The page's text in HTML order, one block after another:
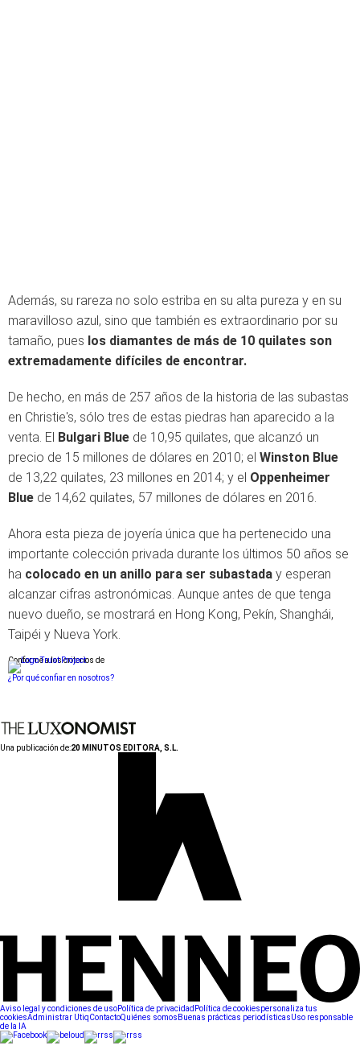
Además, su rareza no solo estriba en su alta pureza y en su
maravilloso azul, sino que también es extraordinario por su
tamaño, pues los diamantes de más de 10 quilates son
extremadamente difíciles de encontrar.
De hecho, en más de 257 años de la historia de las subastas
en Christie's, sólo tres de estas piedras han aparecido a la
venta. El Bulgari Blue de 10,95 quilates, que alcanzó un
precio de 15 millones de dólares en 2010; el Winston Blue
de 13,22 quilates, 23 millones en 2014; y el Oppenheimer
Blue de 14,62 quilates, 57 millones de dólares en 2016.
Ahora esta pieza de joyería única que ha pertenecido una
importante colección privada durante los últimos 50 años se
ha colocado en un anillo para ser subastada y esperan
alcanzar cifras astronómicas. Aunque antes de que tenga
nuevo dueño, se mostrará en Hong Kong, Pekín, Shanghái,
Taipéi y Nueva York.
Conforme a los criterios de
¿Por qué confiar en nosotros?
Una publicación de:20 MINUTOS EDITORA, S.L.
Aviso legal y condiciones de usoPolítica de privacidad Política de cookiespersonaliza tus
cookiesAdministrar UtiqContactoQuiénes somos Buenas prácticas periodísticasUso responsable
de la IA